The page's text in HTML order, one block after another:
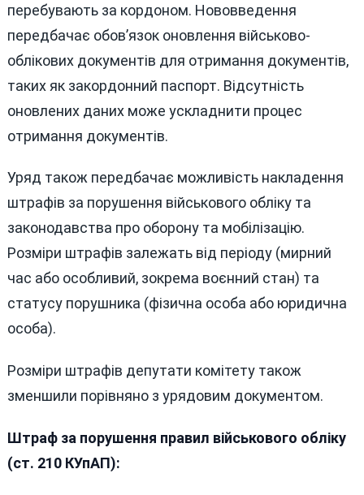
перебувають за кордоном. Нововведення
передбачає обов’язок оновлення військово-
облікових документів для отримання документів,
таких як закордонний паспорт. Відсутність
оновлених даних може ускладнити процес
отримання документів.
Уряд також передбачає можливість накладення
штрафів за порушення військового обліку та
законодавства про оборону та мобілізацію.
Розміри штрафів залежать від періоду (мирний
час або особливий, зокрема воєнний стан) та
статусу порушника (фізична особа або юридична
особа).
Розміри штрафів депутати комітету також
зменшили порівняно з урядовим документом.
Штраф за порушення правил військового обліку
(ст. 210 КУпАП):